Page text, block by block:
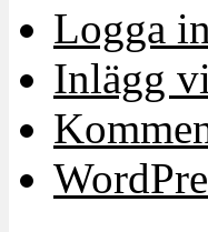
Logga in
Inlägg